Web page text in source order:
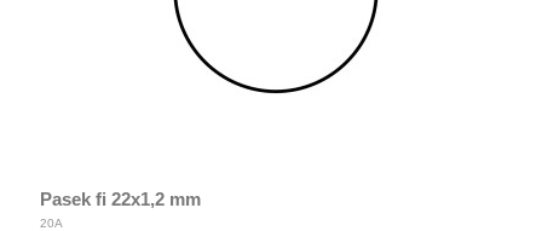
Pasek fi 22x1,2 mm
20A